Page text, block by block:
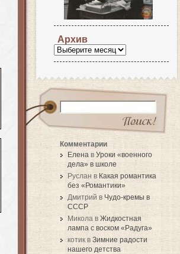
Архив
Комментарии
Елена в Уроки «военного
дела» в школе
Руслан в Какая романтика
без «Романтики»
Дмитрий в Чудо-кремы в
СССР
Микола в Жидкостная
лампа с воском «Радуга»
котик в Зимние радости
нашего детства